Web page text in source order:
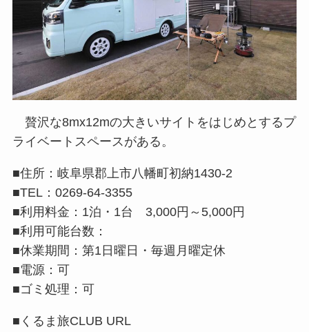
贅沢な8mx12mの大きいサイトをはじめとするプ
ライベートスペースがある。
■住所：岐阜県郡上市八幡町初納1430-2
■TEL：0269-64-3355
■利用料金：1泊・1台 3,000円～5,000円
■利用可能台数：
■休業期間：第1日曜日・毎週月曜定休
■電源：可
■ゴミ処理：可
■くるま旅CLUB URL